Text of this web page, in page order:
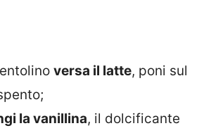
versa il latte, poni sul
la vanillina, il dolcificante